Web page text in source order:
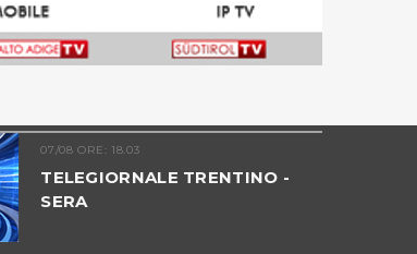
07/08 ORE: 18.03
TELEGIORNALE TRENTINO -
SERA